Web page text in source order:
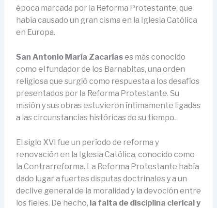
época marcada por la Reforma Protestante, que
había causado un gran cisma en la Iglesia Católica
en Europa.
San Antonio María Zacaríases más conocido
como el fundador de los Barnabitas, una orden
religiosa que surgió como respuesta a los desafíos
presentados por la Reforma Protestante. Su
misión y sus obras estuvieron íntimamente ligadas
a las circunstancias históricas de su tiempo.
El siglo XVI fue un período de reforma y
renovación en la Iglesia Católica, conocido como
la Contrarreforma. La Reforma Protestante había
dado lugar a fuertes disputas doctrinales y a un
declive general de la moralidad y la devoción entre
los fieles. De hecho, la falta de disciplina clerical y